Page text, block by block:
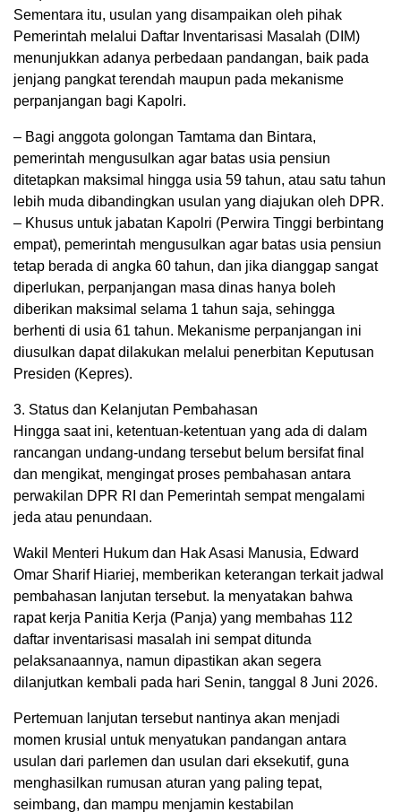
Sementara itu, usulan yang disampaikan oleh pihak
Pemerintah melalui Daftar Inventarisasi Masalah (DIM)
menunjukkan adanya perbedaan pandangan, baik pada
jenjang pangkat terendah maupun pada mekanisme
perpanjangan bagi Kapolri.
– Bagi anggota golongan Tamtama dan Bintara,
pemerintah mengusulkan agar batas usia pensiun
ditetapkan maksimal hingga usia 59 tahun, atau satu tahun
lebih muda dibandingkan usulan yang diajukan oleh DPR.
– Khusus untuk jabatan Kapolri (Perwira Tinggi berbintang
empat), pemerintah mengusulkan agar batas usia pensiun
tetap berada di angka 60 tahun, dan jika dianggap sangat
diperlukan, perpanjangan masa dinas hanya boleh
diberikan maksimal selama 1 tahun saja, sehingga
berhenti di usia 61 tahun. Mekanisme perpanjangan ini
diusulkan dapat dilakukan melalui penerbitan Keputusan
Presiden (Kepres).
3. Status dan Kelanjutan Pembahasan
Hingga saat ini, ketentuan-ketentuan yang ada di dalam
rancangan undang-undang tersebut belum bersifat final
dan mengikat, mengingat proses pembahasan antara
perwakilan DPR RI dan Pemerintah sempat mengalami
jeda atau penundaan.
Wakil Menteri Hukum dan Hak Asasi Manusia, Edward
Omar Sharif Hiariej, memberikan keterangan terkait jadwal
pembahasan lanjutan tersebut. Ia menyatakan bahwa
rapat kerja Panitia Kerja (Panja) yang membahas 112
daftar inventarisasi masalah ini sempat ditunda
pelaksanaannya, namun dipastikan akan segera
dilanjutkan kembali pada hari Senin, tanggal 8 Juni 2026.
Pertemuan lanjutan tersebut nantinya akan menjadi
momen krusial untuk menyatukan pandangan antara
usulan dari parlemen dan usulan dari eksekutif, guna
menghasilkan rumusan aturan yang paling tepat,
seimbang, dan mampu menjamin kestabilan